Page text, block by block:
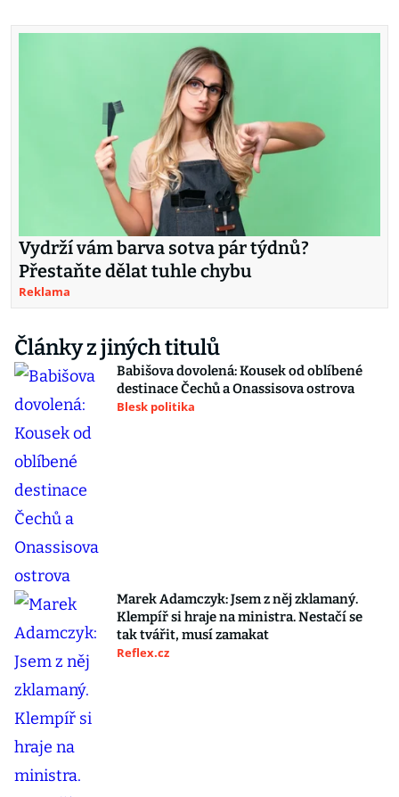
Vydrží vám barva sotva pár týdnů?
Přestaňte dělat tuhle chybu
Reklama
Články z jiných titulů
Babišova dovolená: Kousek od oblíbené
destinace Čechů a Onassisova ostrova
Blesk politika
Marek Adamczyk: Jsem z něj zklamaný.
Klempíř si hraje na ministra. Nestačí se
tak tvářit, musí zamakat
Reflex.cz